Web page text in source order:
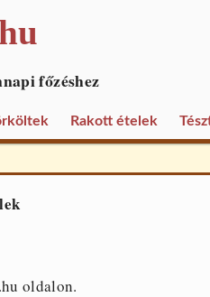
főzéshez
Rakott ételek
oldalon.